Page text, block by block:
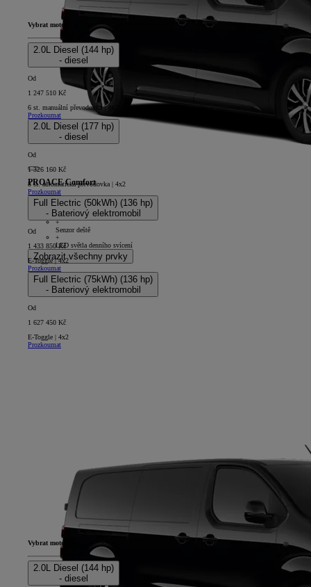
PROACE Comfort
4D - Panel Van L2
+
4 reproduktory
+
Senzor deště
+
LED světla denního svícení
Zobrazit všechny prvky
Vybrat motor
2.0L Diesel (144 hp)
- diesel
Od
1 247 510 Kč
6 st. manuální převodovka | 4x2
Prozkoumat
2.0L Diesel (177 hp)
- diesel
Od
1 326 160 Kč
8 st. automatická převodovka | 4x2
Prozkoumat
Full Electric (50kWh) (136 hp)
- Bateriový elektromobil
Od
1 433 850 Kč
E-Toggle | 4x2
Prozkoumat
Full Electric (75kWh) (136 hp)
- Bateriový elektromobil
Od
1 627 450 Kč
E-Toggle | 4x2
Prozkoumat
Vybrat motor
2.0L Diesel (144 hp)
- diesel